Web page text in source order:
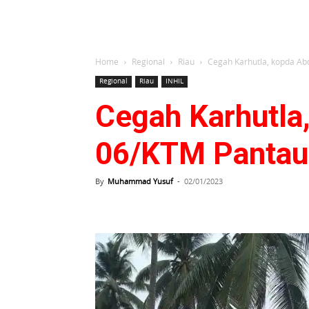
Home Regional Riau Cegah Karhutla, kopda
Regional Riau INHIL
Cegah
06/KTM
By Muhammad Yusuf - 02/01/2023